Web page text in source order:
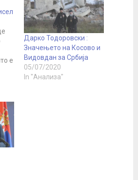
е
Дарко Тодоровски :
Значењето на Косово и
Видовдан за Србија
05/07/2020
In "Анализа"